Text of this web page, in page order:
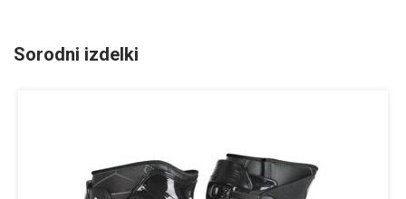
Sorodni izdelki